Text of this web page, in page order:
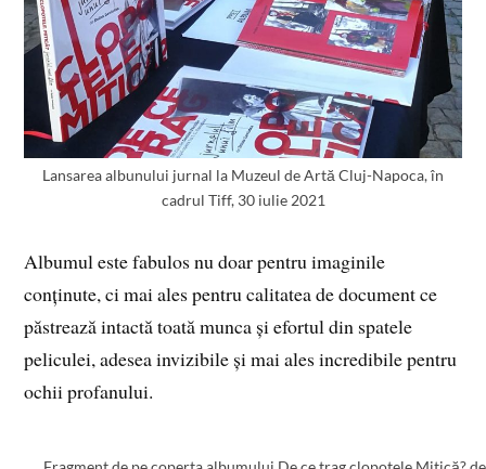
Lansarea albunului jurnal la Muzeul de Artă Cluj-Napoca, în
cadrul Tiff, 30 iulie 2021
Albumul este fabulos nu doar pentru imaginile
conținute, ci mai ales pentru calitatea de document ce
păstrează intactă toată munca și efortul din spatele
peliculei, adesea invizibile și mai ales incredibile pentru
ochii profanului.